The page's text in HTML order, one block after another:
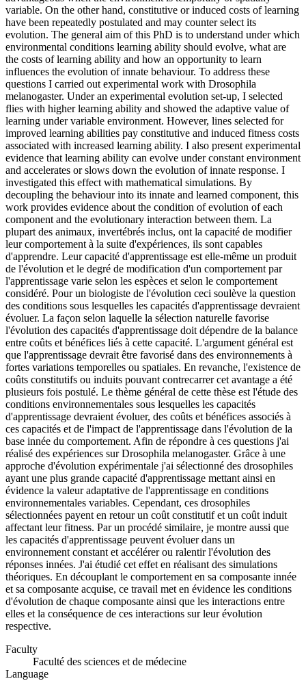
variable. On the other hand, constitutive or induced costs of learning
have been repeatedly postulated and may counter select its
evolution. The general aim of this PhD is to understand under which
environmental conditions learning ability should evolve, what are
the costs of learning ability and how an opportunity to learn
influences the evolution of innate behaviour. To address these
questions I carried out experimental work with Drosophila
melanogaster. Under an experimental evolution set-up, I selected
flies with higher learning ability and showed the adaptive value of
learning under variable environment. However, lines selected for
improved learning abilities pay constitutive and induced fitness costs
associated with increased learning ability. I also present experimental
evidence that learning ability can evolve under constant environment
and accelerates or slows down the evolution of innate response. I
investigated this effect with mathematical simulations. By
decoupling the behaviour into its innate and learned component, this
work provides evidence about the condition of evolution of each
component and the evolutionary interaction between them. La
plupart des animaux, invertébrés inclus, ont la capacité de modifier
leur comportement à la suite d'expériences, ils sont capables
d'apprendre. Leur capacité d'apprentissage est elle-même un produit
de l'évolution et le degré de modification d'un comportement par
l'apprentissage varie selon les espèces et selon le comportement
considéré. Pour un biologiste de l'évolution ceci soulève la question
des conditions sous lesquelles les capacités d'apprentissage devraient
évoluer. La façon selon laquelle la sélection naturelle favorise
l'évolution des capacités d'apprentissage doit dépendre de la balance
entre coûts et bénéfices liés à cette capacité. L'argument général est
que l'apprentissage devrait être favorisé dans des environnements à
fortes variations temporelles ou spatiales. En revanche, l'existence de
coûts constitutifs ou induits pouvant contrecarrer cet avantage a été
plusieurs fois postulé. Le thème général de cette thèse est l'étude des
conditions environnementales sous lesquelles les capacités
d'apprentissage devraient évoluer, des coûts et bénéfices associés à
ces capacités et de l'impact de l'apprentissage dans l'évolution de la
base innée du comportement. Afin de répondre à ces questions j'ai
réalisé des expériences sur Drosophila melanogaster. Grâce à une
approche d'évolution expérimentale j'ai sélectionné des drosophiles
ayant une plus grande capacité d'apprentissage mettant ainsi en
évidence la valeur adaptative de l'apprentissage en conditions
environnementales variables. Cependant, ces drosophiles
sélectionnées payent en retour un coût constitutif et un coût induit
affectant leur fitness. Par un procédé similaire, je montre aussi que
les capacités d'apprentissage peuvent évoluer dans un
environnement constant et accélérer ou ralentir l'évolution des
réponses innées. J'ai étudié cet effet en réalisant des simulations
théoriques. En découplant le comportement en sa composante innée
et sa composante acquise, ce travail met en évidence les conditions
d'évolution de chaque composante ainsi que les interactions entre
elles et la conséquence de ces interactions sur leur évolution
respective.
Faculty
Faculté des sciences et de médecine
Language